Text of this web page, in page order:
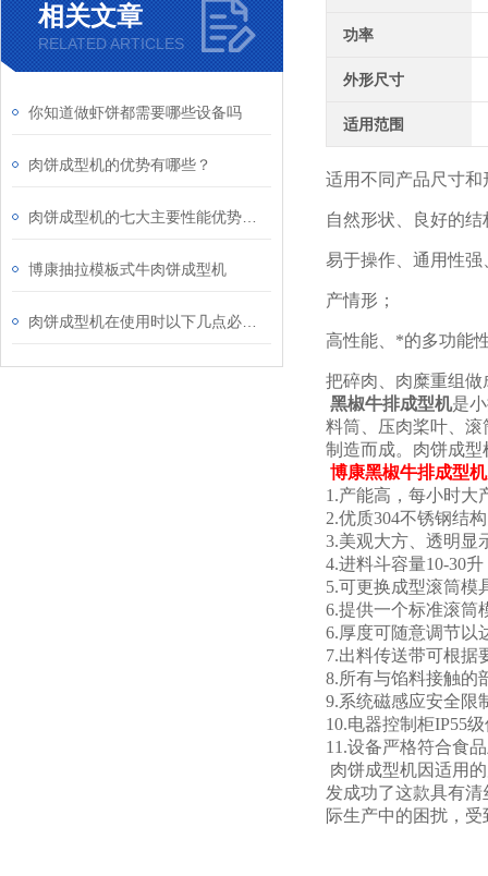
相关文章
RELATED ARTICLES
你知道做虾饼都需要哪些设备吗
肉饼成型机的优势有哪些？
博康抽拉模板式牛肉饼成型机
功率
外形尺寸
适用范围
适用不同产品尺寸
自然形状、良好的
易于操作、通用性
产情形；
高性能、*的多功能
把碎肉、肉糜重组
黑椒牛排成型机是
料筒、压肉桨叶、
制造而成。肉饼成
博康黑椒牛排成型机
1.产能高，每小时大
2.优质304不锈钢结
3.美观大方、 透明显
4.进料斗容量10-30升
5.可更换成型滚筒模
6.提供一个标准滚筒
6.厚度可随意调节以
7.出料传送带可根据
8.所有与馅料接触的
9.系统磁感应安全限
10.电器控制柜IP55
11.设备严格符合食
肉饼成型机因适用
发成功了这款具有
际生产中的困扰，